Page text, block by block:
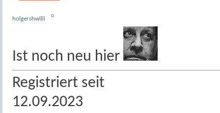
holgershwilli
Ist noch neu hier
Registriert seit
12.09.2023